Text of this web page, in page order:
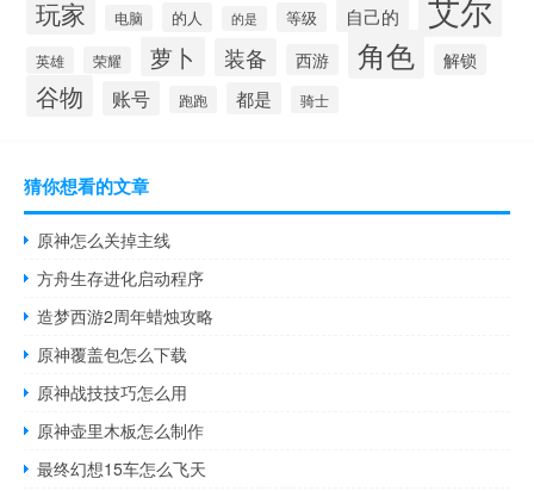
玩家 电脑 的人 的是 等级 自己的 艾尔
英雄 荣耀 萝卜 装备 西游 角色 解锁
谷物 账号 跑跑 都是 骑士
猜你想看的文章
原神怎么关掉主线
方舟生存进化启动程序
造梦西游2周年蜡烛攻略
原神覆盖包怎么下载
原神战技技巧怎么用
原神壶里木板怎么制作
最终幻想15车怎么飞天